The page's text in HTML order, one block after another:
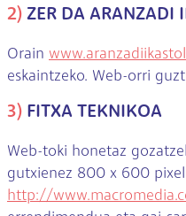
2) ZER DA ARANZADI
Orain
eskaintzeko. Web-orri
3) FITXA TEKNIKOA
Web-toki honetaz
gutxienez 800 x 600
http://